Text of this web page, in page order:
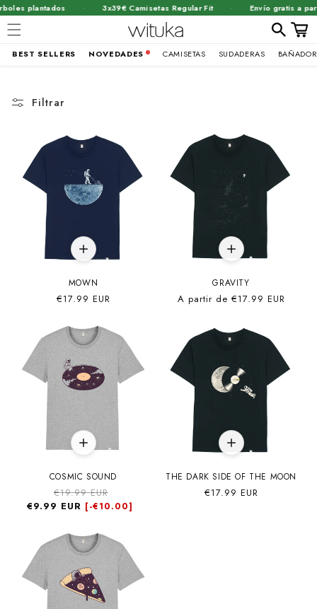
al contenido
plantados 3x39€ Camisetas Regular Fit Envío gratis a
BEST SELLERS NOVEDADES CAMISETAS SUDADERAS
Filtrar
MOWN
Precio
€17.99 EUR
GRAVITY
Precio
A partir de €17.99 EUR
COSMIC SOUND
Precio
habitual
€19.99 EUR
de
€9.99 EUR [-€10.00]
THE DARK SIDE OF THE MOON
Precio
€17.99 EUR